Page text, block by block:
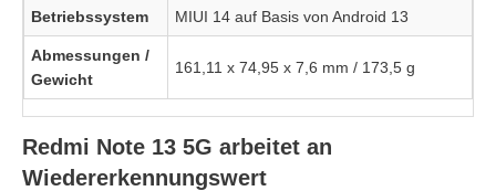
Betriebssystem MIUI 14 auf Basis von Android 13
Abmessungen /
Gewicht
161,11 x 74,95 x 7,6 mm / 173,5 g
Redmi Note 13 5G arbeitet an
Wiedererkennungswert